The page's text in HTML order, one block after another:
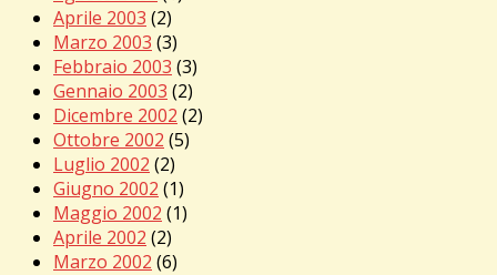
Aprile 2003 (2)
Marzo 2003 (3)
Febbraio 2003 (3)
Gennaio 2003 (2)
Dicembre 2002 (2)
Ottobre 2002 (5)
Luglio 2002 (2)
Giugno 2002 (1)
Maggio 2002 (1)
Aprile 2002 (2)
Marzo 2002 (6)